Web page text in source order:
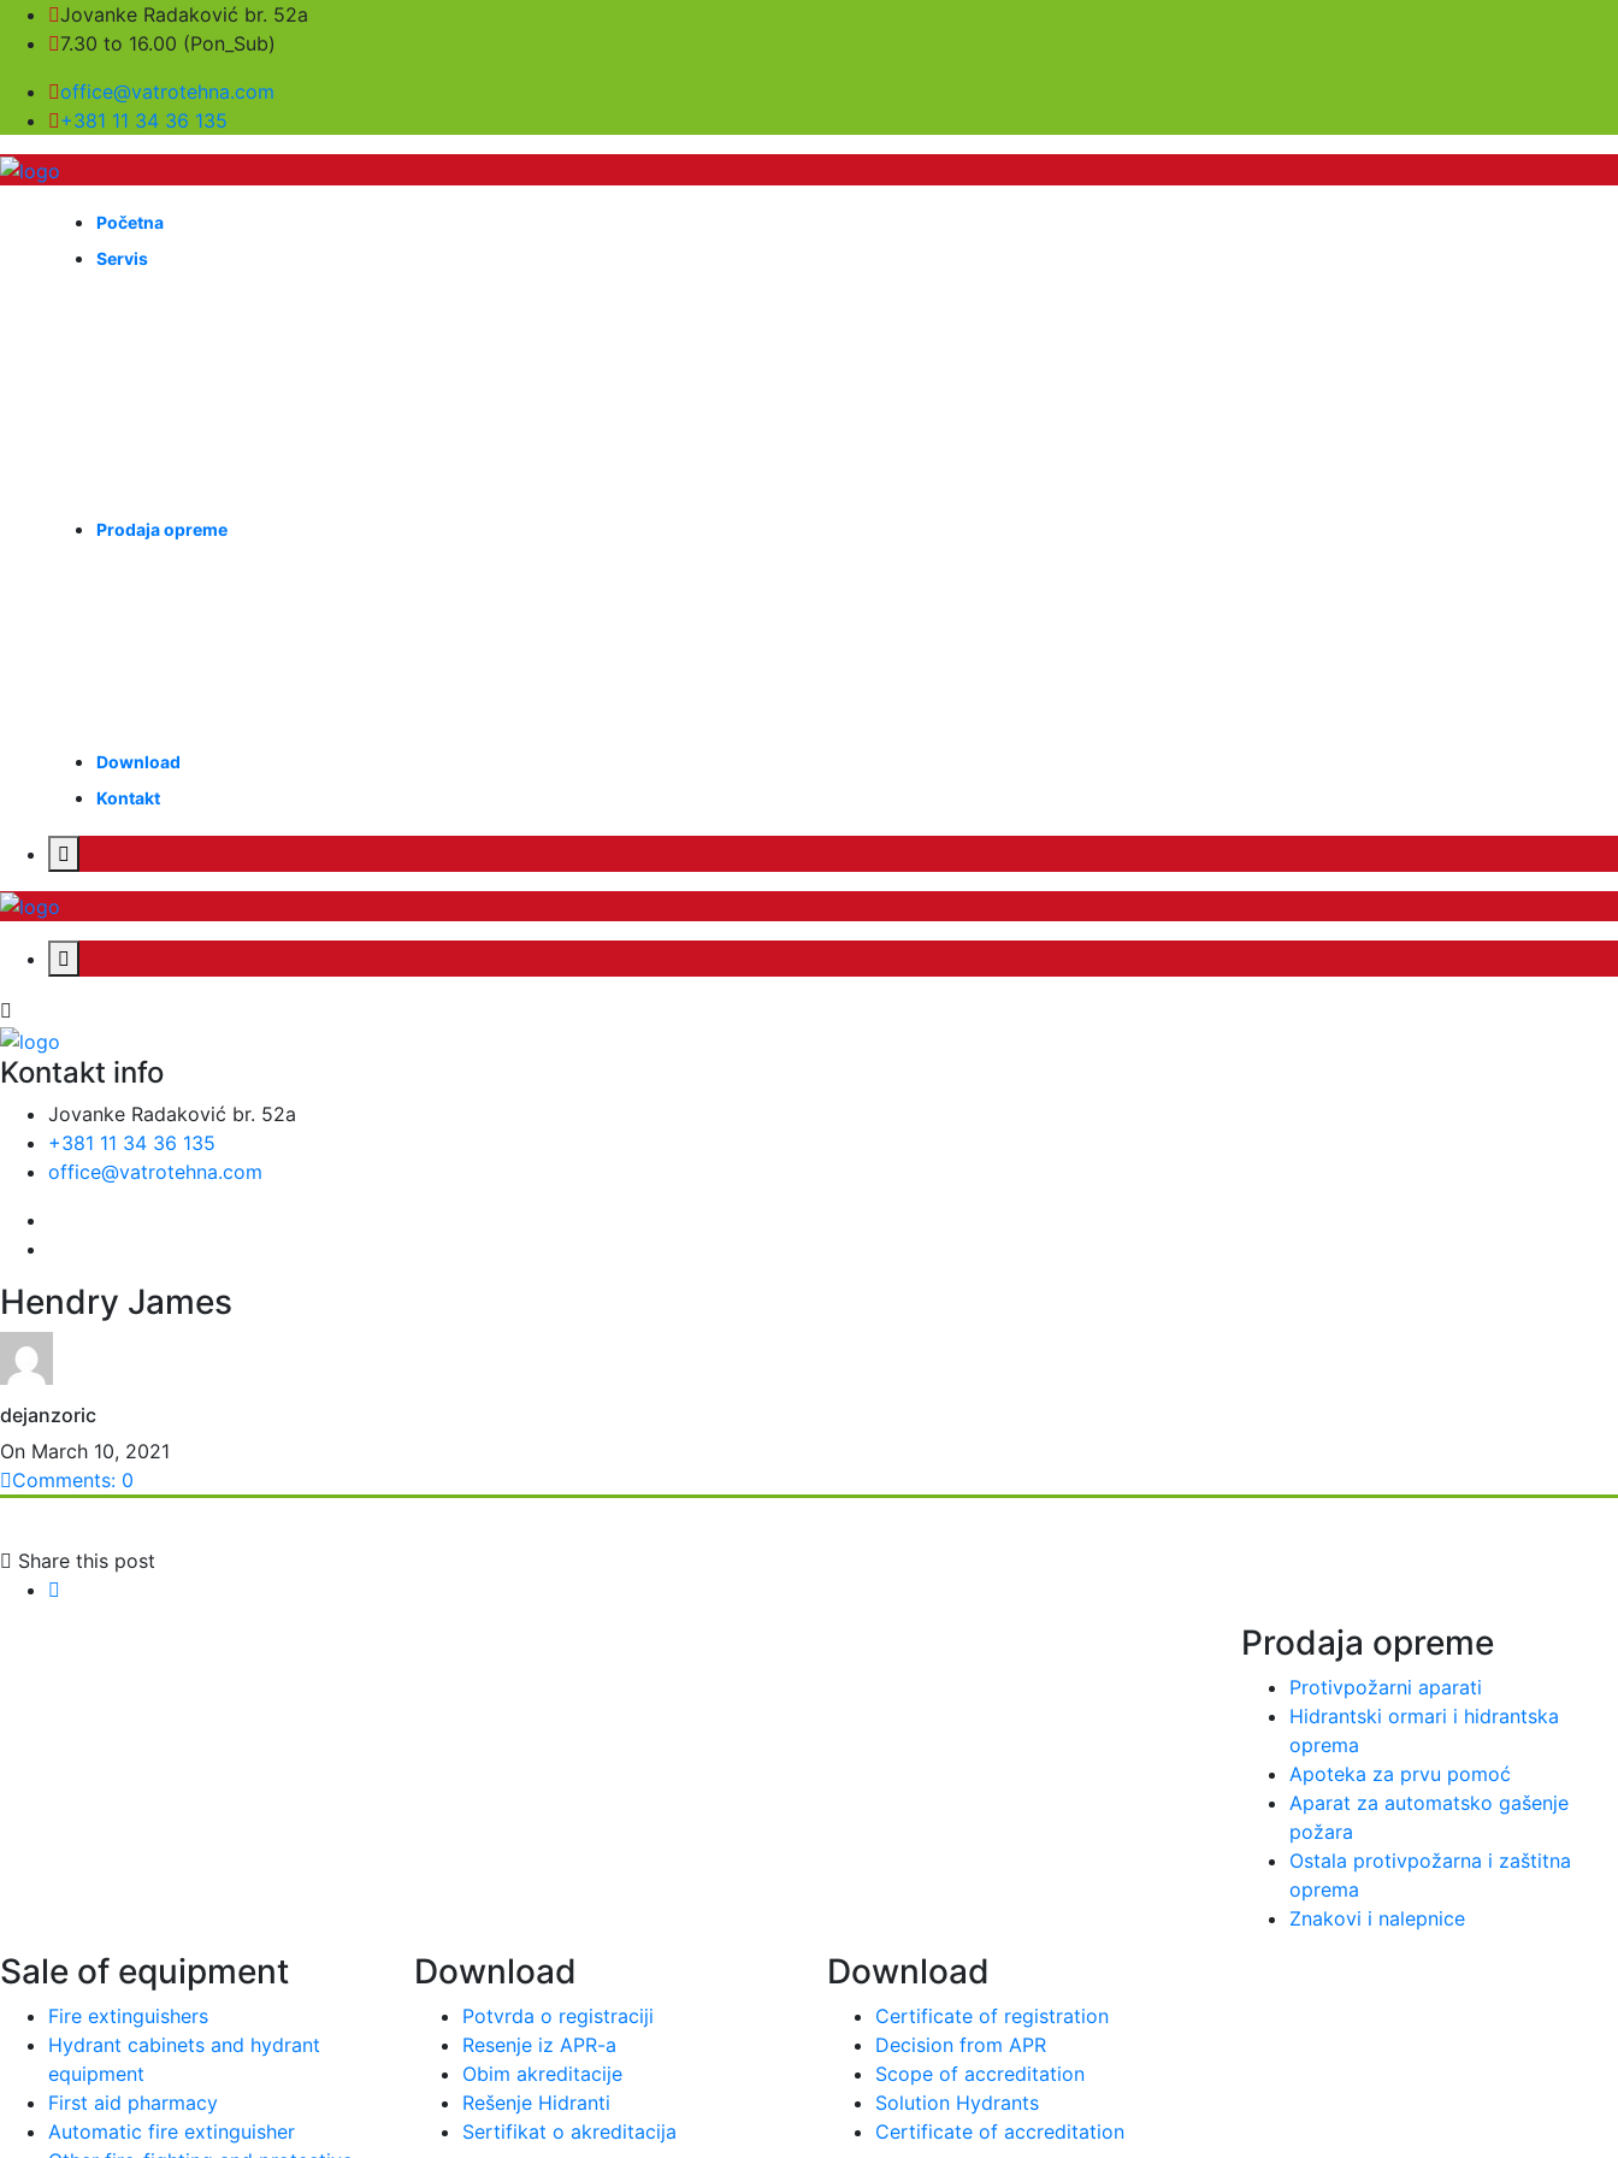
Jovanke Radaković br. 52a
7.30 to 16.00 (Pon_Sub)
office@vatrotehna.com
+381 11 34 36 135
Početna
Servis
Prodaja opreme
Download
Kontakt
Kontakt info
Jovanke Radaković br. 52a
+381 11 34 36 135
office@vatrotehna.com
Hendry James
dejanzoric
On March 10, 2021
Comments: 0
Share this post
Prodaja opreme
Protivpožarni aparati
Hidrantski ormari i hidrantska
oprema
Apoteka za prvu pomoć
Aparat za automatsko gašenje
požara
Ostala protivpožarna i zaštitna
oprema
Znakovi i nalepnice
Sale of equipment
Fire extinguishers
Hydrant cabinets and hydrant
equipment
First aid pharmacy
Automatic fire extinguisher
Download
Potvrda o registraciji
Resenje iz APR-a
Obim akreditacije
Rešenje Hidranti
Sertifikat o akreditacija
Download
Certificate of registration
Decision from APR
Scope of accreditation
Solution Hydrants
Certificate of accreditation